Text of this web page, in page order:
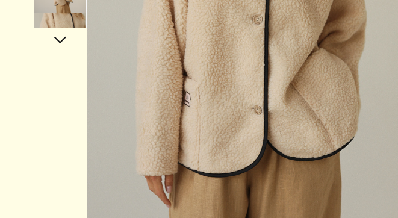
Подарочный сертификат